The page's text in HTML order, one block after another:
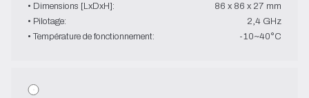
• Dimensions [LxDxH]:
86 x 86 x 27 mm
• Pilotage:
2,4 GHz
• Température de fonctionnement:
-10~40°C